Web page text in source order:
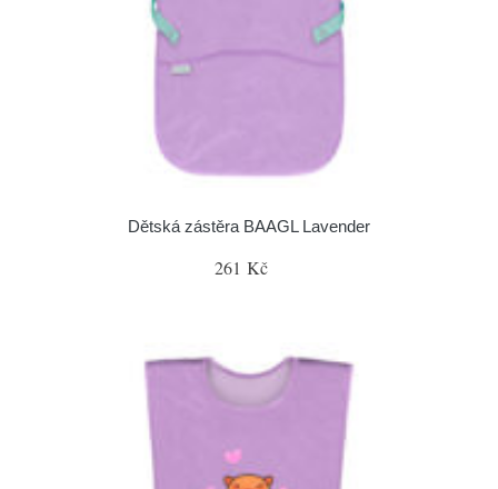
Dětská zástěra BAAGL Lavender
261 Kč